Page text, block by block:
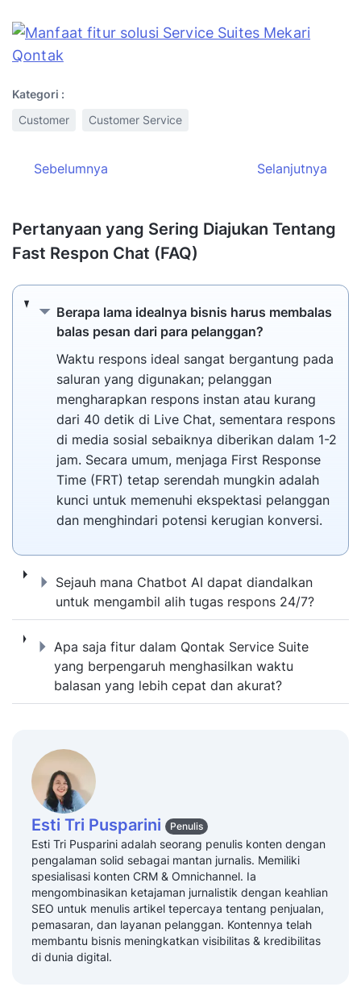
Kategori :
Customer
Customer Service
Sebelumnya Selanjutnya
Pertanyaan yang Sering Diajukan Tentang
Fast Respon Chat (FAQ)
Berapa lama idealnya bisnis harus membalas
balas pesan dari para pelanggan?
Berapa lama idealnya bisnis harus
Waktu respons ideal sangat bergantung pada
saluran yang digunakan; pelanggan
mengharapkan respons instan atau kurang
dari 40 detik di Live Chat, sementara respons
di media sosial sebaiknya diberikan dalam 1-2
jam. Secara umum, menjaga First Response
Time (FRT) tetap serendah mungkin adalah
kunci untuk memenuhi ekspektasi pelanggan
dan menghindari potensi kerugian konversi.
Sejauh mana Chatbot AI dapat diandalkan
untuk mengambil alih tugas respons 24/7?
Sejauh mana Chatbot AI dapat diandalkan
Apa saja fitur dalam Qontak Service Suite
yang berpengaruh menghasilkan waktu
balasan yang lebih cepat dan akurat?
Apa saja fitur dalam Qontak Service Suite
Esti Tri Pusparini Penulis
Esti Tri Pusparini adalah seorang penulis konten dengan
pengalaman solid sebagai mantan jurnalis. Memiliki
spesialisasi konten CRM & Omnichannel. Ia
mengombinasikan ketajaman jurnalistik dengan keahlian
SEO untuk menulis artikel tepercaya tentang penjualan,
pemasaran, dan layanan pelanggan. Kontennya telah
membantu bisnis meningkatkan visibilitas & kredibilitas
di dunia digital.